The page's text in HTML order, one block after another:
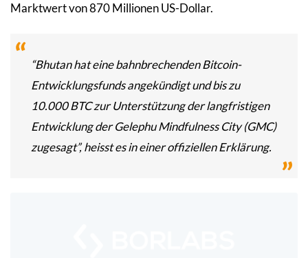
Marktwert von 870 Millionen US-Dollar.
“Bhutan hat eine bahnbrechenden Bitcoin-
Entwicklungsfunds angekündigt und bis zu
10.000 BTC zur Unterstützung der langfristigen
Entwicklung der Gelephu Mindfulness City (GMC)
zugesagt”, heisst es in einer offiziellen Erklärung.